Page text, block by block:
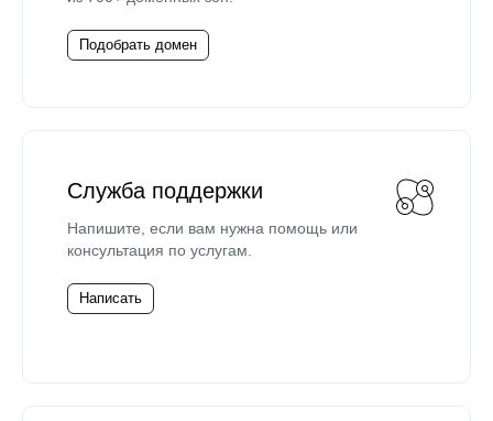
Подобрать домен
Служба поддержки
Напишите, если вам нужна помощь или
консультация по услугам.
Написать